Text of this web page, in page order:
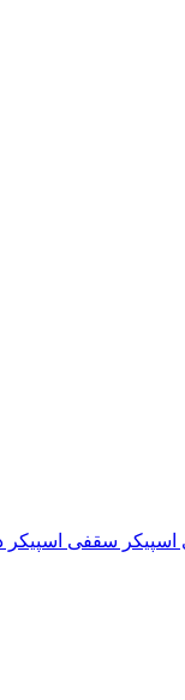
اسپیکر سقفی اسپیکر